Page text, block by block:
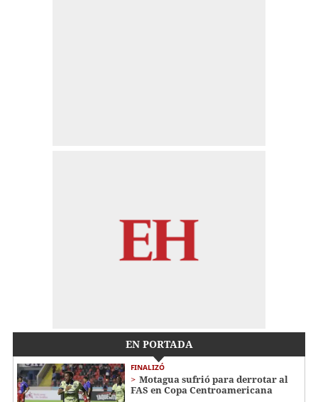
EN PORTADA
FINALIZÓ
Motagua sufrió para derrotar al
FAS en Copa Centroamericana